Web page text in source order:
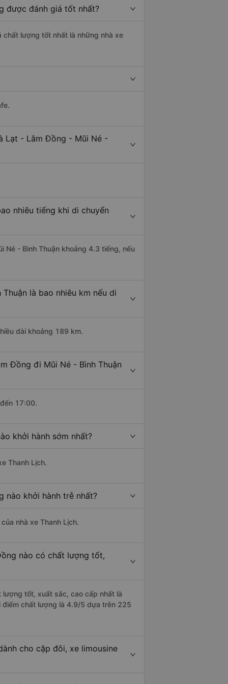
được đánh giá tốt nhất?
chất lượng tốt nhất là những nhà xe
Lạt - Lâm Đồng - Mũi Né -
nhiêu tiếng khi di chuyển
Né - Bình Thuận khoảng 4.3 tiếng, nếu
là bao nhiêu km nếu di
dài khoảng 189 km.
Đồng đi Mũi Né - Bình Thuận
17:00.
khởi hành sớm nhất?
Thanh Lịch.
nào khởi hành trễ nhất?
nhà xe Thanh Lịch.
nào có chất lượng tốt,
lượng tốt, xuất sắc, cao cấp nhất là
điểm chất lượng là 4.9/5 dựa trên 225
cho cặp đôi, xe limousine